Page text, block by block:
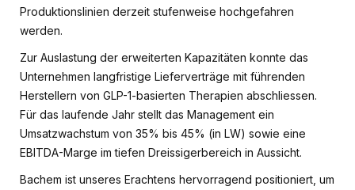
Produktionslinien derzeit stufenweise hochgefahren
werden.
Zur Auslastung der erweiterten Kapazitäten konnte das
Unternehmen langfristige Lieferverträge mit führenden
Herstellern von GLP-1-basierten Therapien abschliessen.
Für das laufende Jahr stellt das Management ein
Umsatzwachstum von 35% bis 45% (in LW) sowie eine
EBITDA-Marge im tiefen Dreissigerbereich in Aussicht.
Bachem ist unseres Erachtens hervorragend positioniert, um